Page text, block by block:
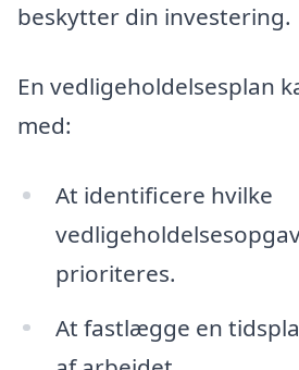
beskytter din investering.
En vedligeholdelsesplan
med:
At identificere hvilke
prioriteres.
At fastlægge en